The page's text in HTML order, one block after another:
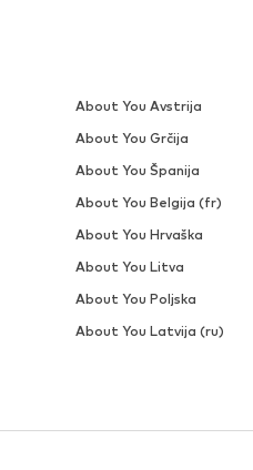
About You Avstrija
About You Grčija
About You Španija
About You Belgija (fr)
About You Hrvaška
About You Litva
About You Poljska
About You Latvija (ru)